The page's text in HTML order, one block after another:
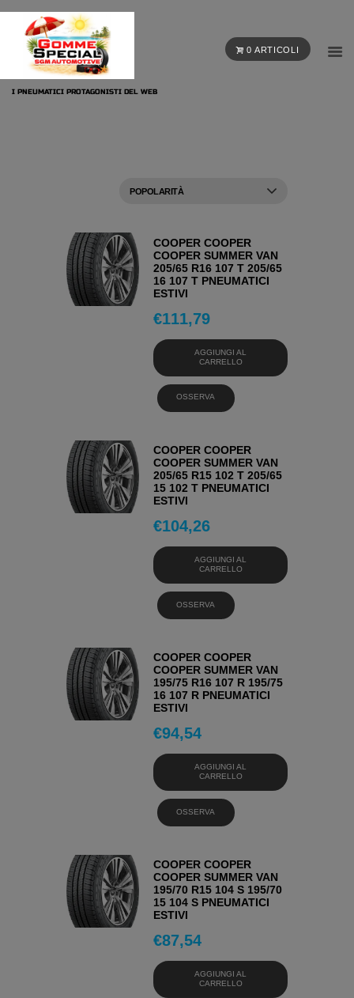
0 ARTICOLI
I PNEUMATICI PROTAGONISTI DEL WEB
COOPER COOPER
COOPER SUMMER VAN
205/65 R16 107 T 205/65
16 107 T PNEUMATICI
ESTIVI
€111,79
AGGIUNGI AL
CARRELLO
OSSERVA
COOPER COOPER
COOPER SUMMER VAN
205/65 R15 102 T 205/65
15 102 T PNEUMATICI
ESTIVI
€104,26
AGGIUNGI AL
CARRELLO
OSSERVA
COOPER COOPER
COOPER SUMMER VAN
195/75 R16 107 R 195/75
16 107 R PNEUMATICI
ESTIVI
€94,54
AGGIUNGI AL
CARRELLO
OSSERVA
COOPER COOPER
COOPER SUMMER VAN
195/70 R15 104 S 195/70
15 104 S PNEUMATICI
ESTIVI
€87,54
AGGIUNGI AL
CARRELLO